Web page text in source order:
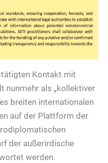
Kontakt mit
nunmehr als „kollektiver
breiten internationalen
auf der Plattform der
der außerirdische
werden.